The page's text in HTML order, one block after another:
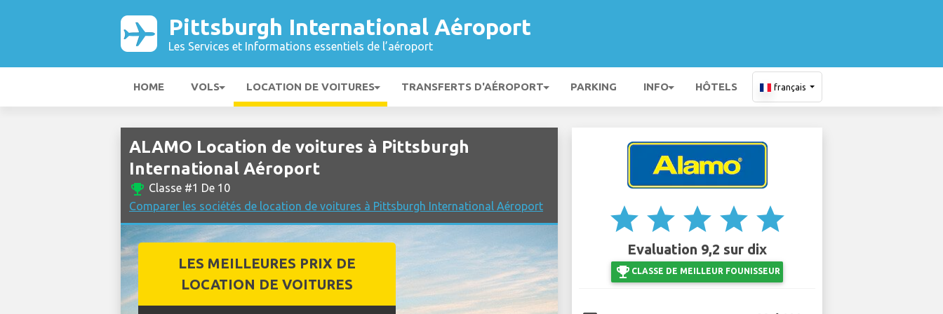
Pittsburgh International Aéroport
Les Services et Informations essentiels de l’aéroport
HOME VOLS LOCATION DE VOITURES TRANSFERTS D'AÉROPORT PARKING INFO HÔTELS français
ALAMO Location de voitures à Pittsburgh
International Aéroport
emoji_events Classe #1 De 10
Comparer les sociétés de location de voitures à Pittsburgh International Aéroport
LES MEILLEURES PRIX DE
LOCATION DE VOITURES
star star star star star
Evaluation 9,2 sur dix
emoji_events CLASSE DE MEILLEUR FOUNISSEUR